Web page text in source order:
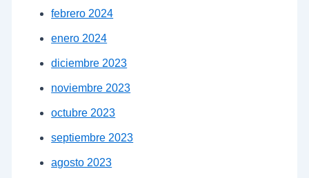
febrero 2024
enero 2024
diciembre 2023
noviembre 2023
octubre 2023
septiembre 2023
agosto 2023